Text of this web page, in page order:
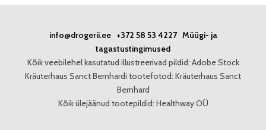
info@drogerii.ee+372 58 53 4227 Müügi- ja
tagastustingimused
Kõik veebilehel kasutatud illustreerivad pildid: Adobe Stock
Kräuterhaus Sanct Bernhardi tootefotod: Kräuterhaus Sanct
Bernhard
Kõik ülejäänud tootepildid: Healthway OÜ